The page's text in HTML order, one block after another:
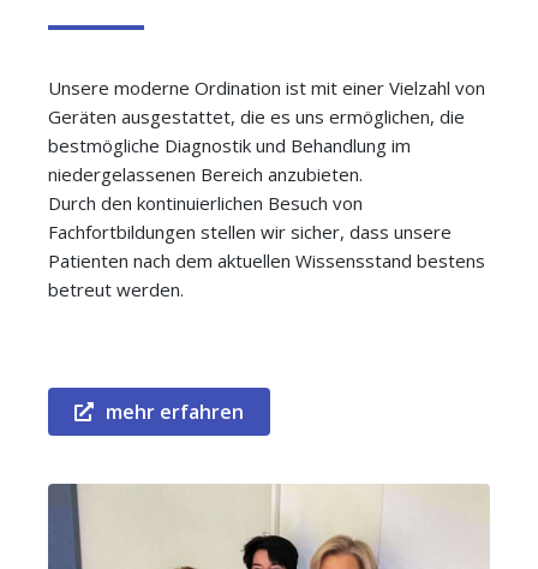
Unsere moderne Ordination ist mit einer Vielzahl von
Geräten ausgestattet, die es uns ermöglichen, die
bestmögliche Diagnostik und Behandlung im
niedergelassenen Bereich anzubieten.
Durch den kontinuierlichen Besuch von
Fachfortbildungen stellen wir sicher, dass unsere
Patienten nach dem aktuellen Wissensstand bestens
betreut werden.
mehr erfahren